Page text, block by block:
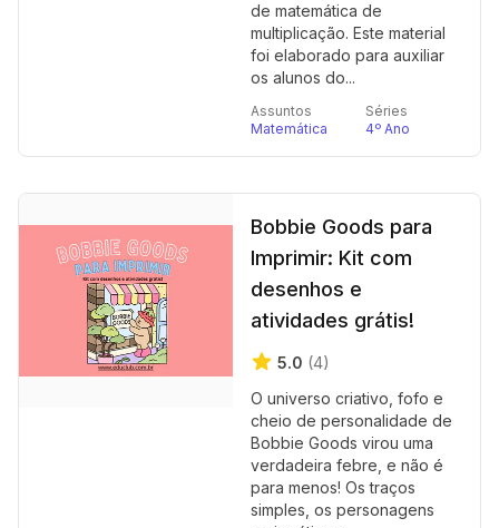
de matemática de
multiplicação. Este material
foi elaborado para auxiliar
os alunos do...
Assuntos
Matemática
Séries
4º Ano
Bobbie Goods para
Imprimir: Kit com
desenhos e
atividades grátis!
5.0 (4)
O universo criativo, fofo e
cheio de personalidade de
Bobbie Goods virou uma
verdadeira febre, e não é
para menos! Os traços
simples, os personagens